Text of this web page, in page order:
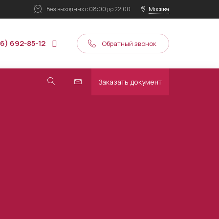
Без выходныхс 08:00 до 22:00 Москва
692-85-12 Обратный звонок
Заказать документ